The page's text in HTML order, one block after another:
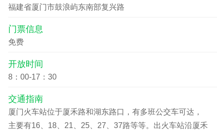
福建省厦门市鼓浪屿东南部复兴路
门票信息
免费
开放时间
8：00-17：30
交通指南
厦门火车站位于厦禾路和湖东路口，有多班公交车可达，
主要有16、18、21、25、27、37路等等。出火车站沿厦禾